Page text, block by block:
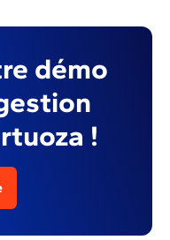
démo
!